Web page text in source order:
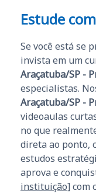
Estude
Se você está se
invista em um
Araçatuba/SP -
especialistas.
Araçatuba/SP -
videoaulas
no que
direta ao ponto,
estudos
aprova e
instituição]com